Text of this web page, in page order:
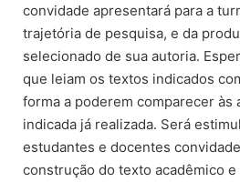
convidade apresentará para a
trajetória de pesquisa, e da
selecionado de sua autoria.
que leiam os textos indicados
forma a poderem comparecer às
indicada já realizada. Será
estudantes e docentes
construção do texto acadêmico